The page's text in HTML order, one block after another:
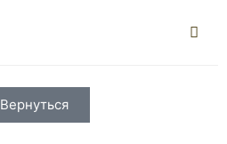
Вернуться